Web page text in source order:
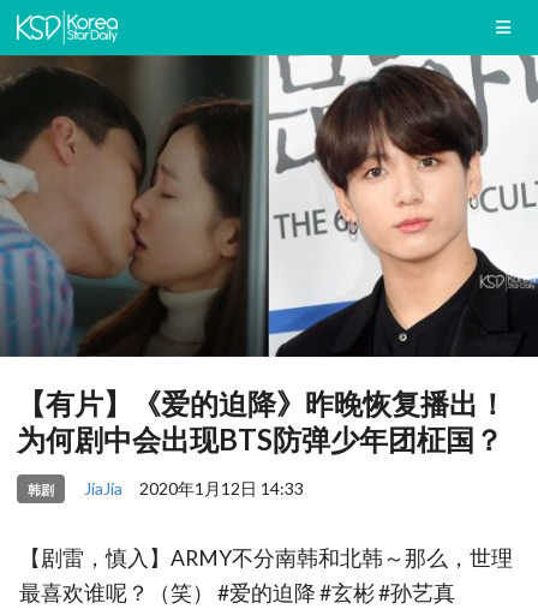
【有片】《爱的迫降》昨晚恢复播出！
为何剧中会出现BTS防弹少年团柾国？
韩剧 JiaJia 2020年1月12日 14:33
【剧雷，慎入】ARMY不分南韩和北韩～那么，世理
最喜欢谁呢？（笑） #爱的迫降 #玄彬 #孙艺真